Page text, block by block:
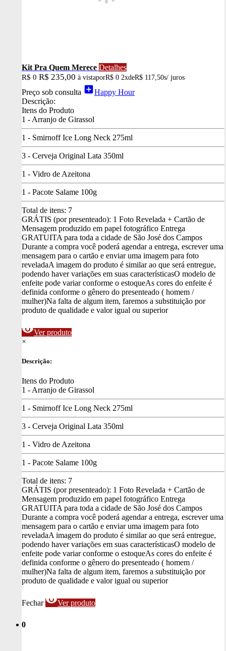
Kit Pra Quem Merece Detalhes
R$ 0 R$ 235,00 à vistaporR$ 0 2xdeR$ 117,50s/ juros
Preço sob consulta add_boxHappy Hour
Descrição:
Itens do Produto
1 - Arranjo de Girassol
1 - Smirnoff Ice Long Neck 275ml
3 - Cerveja Original Lata 350ml
1 - Vidro de Azeitona
1 - Pacote Salame 100g
Total de itens: 7
GRÁTIS (por presenteado): 1 Foto Revelada + Cartão de
Mensagem produzido em papel fotográfico Entrega
GRATUITA para toda a cidade de São José dos Campos
Durante a compra você poderá agendar a entrega, escrever uma
mensagem para o cartão e enviar uma imagem para foto
reveladaA imagem do produto é similar ao que será entregue,
podendo haver variações em suas característicasO modelo de
enfeite pode variar conforme o estoqueAs cores do enfeite é
definida conforme o gênero do presenteado ( homem /
mulher)Na falta de algum item, faremos a substituição por
produto de qualidade e valor igual ou superior
visibilityVer produto
×
Descrição:
Itens do Produto
1 - Arranjo de Girassol
1 - Smirnoff Ice Long Neck 275ml
3 - Cerveja Original Lata 350ml
1 - Vidro de Azeitona
1 - Pacote Salame 100g
Total de itens: 7
GRÁTIS (por presenteado): 1 Foto Revelada + Cartão de
Mensagem produzido em papel fotográfico Entrega
GRATUITA para toda a cidade de São José dos Campos
Durante a compra você poderá agendar a entrega, escrever uma
mensagem para o cartão e enviar uma imagem para foto
reveladaA imagem do produto é similar ao que será entregue,
podendo haver variações em suas característicasO modelo de
enfeite pode variar conforme o estoqueAs cores do enfeite é
definida conforme o gênero do presenteado ( homem /
mulher)Na falta de algum item, faremos a substituição por
produto de qualidade e valor igual ou superior
Fechar visibilityVer produto
0